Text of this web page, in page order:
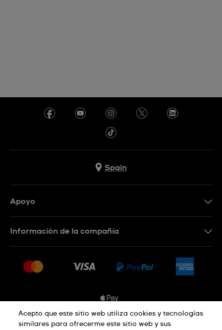
Spain
Apoyo
Devoluciones
Sistema de información
Desistimiento del contrato
Información de la compañía
Empleo
Acepto que este sitio web utiliza cookies y tecnologías
similares para ofrecerme este sitio web y sus